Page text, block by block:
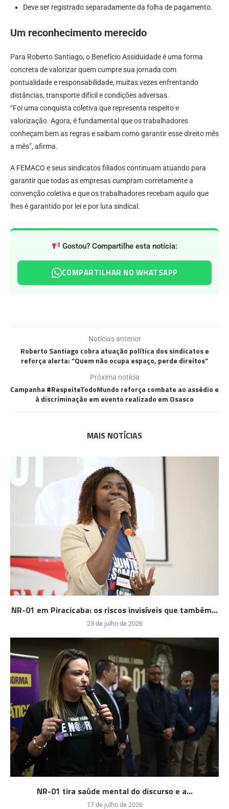
Deve ser registrado separadamente da folha de pagamento.
Um reconhecimento merecido
Para Roberto Santiago, o Benefício Assiduidade é uma forma
concreta de valorizar quem cumpre sua jornada com
pontualidade e responsabilidade, muitas vezes enfrentando
distâncias, transporte difícil e condições adversas.
“Foi uma conquista coletiva que representa respeito e
valorização. Agora, é fundamental que os trabalhadores
conheçam bem as regras e saibam como garantir esse direito mês
a mês”, afirma.
A FEMACO e seus sindicatos filiados continuam atuando para
garantir que todas as empresas cumpram corretamente a
convenção coletiva e que os trabalhadores recebam aquilo que
lhes é garantido por lei e por luta sindical.
Gostou? Compartilhe esta notícia:
COMPARTILHAR NO WHATSAPP
Notícias anterior
Roberto Santiago cobra atuação política dos sindicatos e
reforça alerta: “Quem não ocupa espaço, perde direitos”
Próxima notícia
Campanha #RespeiteTodoMundo reforça combate ao assédio e
à discriminação em evento realizado em Osasco
MAIS NOTÍCIAS
NR-01 em Piracicaba: os riscos invisíveis que também...
23 de julho de 2026
NR-01 tira saúde mental do discurso e a...
17 de julho de 2026